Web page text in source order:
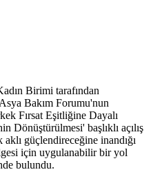
Birimi tarafından
Bakım Forumu'nun
Fırsat Eşitliğine Dayalı
Dönüştürülmesi' başlıklı açılış
güçlendireceğine inandığı
için uygulanabilir bir yol
bulundu.